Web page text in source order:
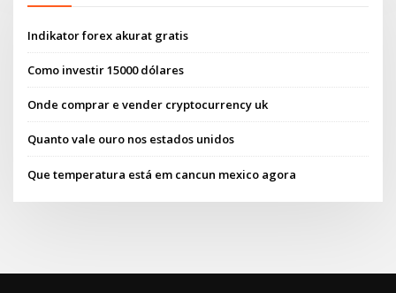
Indikator forex akurat gratis
Como investir 15000 dólares
Onde comprar e vender cryptocurrency uk
Quanto vale ouro nos estados unidos
Que temperatura está em cancun mexico agora